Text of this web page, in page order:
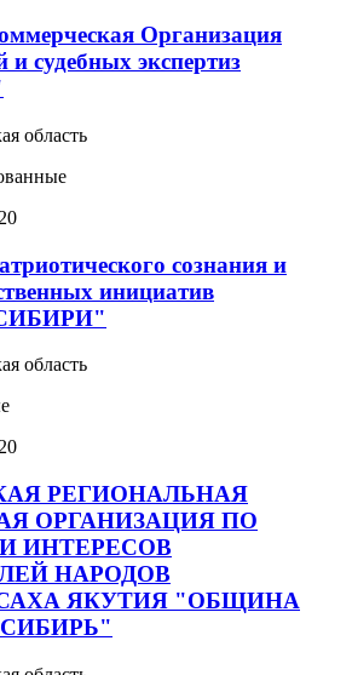
Организация
судебных экспертиз
область
сознания и
инициатив
область
РЕГИОНАЛЬНАЯ
ОРГАНИЗАЦИЯ ПО
ИНТЕРЕСОВ
НАРОДОВ
ЯКУТИЯ "ОБЩИНА